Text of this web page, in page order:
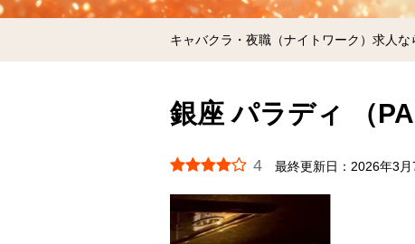
キャバクラ・夜職（ナイトワーク）求人な
銀座 パラディ （
4 最終更新日： 2026年3月